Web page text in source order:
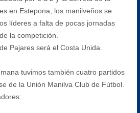
en Estepona, los manilveños se
líderes a falta de pocas jornadas
la competición.
Pajares será el Costa Unida.
tuvimos también cuatro partidos
de la Unión Manilva Club de Fútbol.